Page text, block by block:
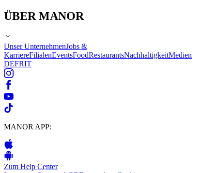
ÜBER MANOR
Unser UnternehmenJobs &
KarriereFilialenEventsFoodRestaurantsNachhaltigkeitMedien
DEFRIT
MANOR APP:
Zum Help Center